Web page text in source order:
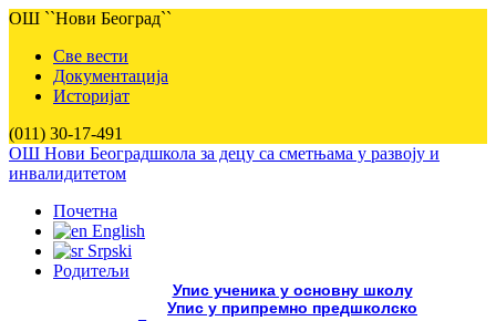
ОШ ``Нови Београд``
Све вести
Документација
Историјат
(011) 30-17-491
ОШ Нови Београдшкола за децу са сметњама у развоју и
инвалидитетом
Почетна
English
Srpski
Родитељи
Упис ученика у основну школу
Упис у припремно предшколско